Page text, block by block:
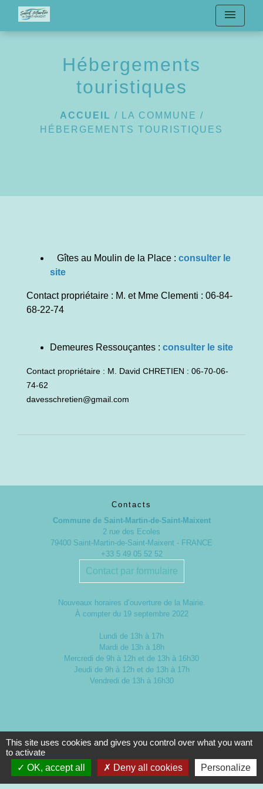
menu
Hébergements
touristiques
ACCUEIL / LA COMMUNE /
HÉBERGEMENTS TOURISTIQUES
Gîtes au Moulin de la Place : consulter le
site
Contact propriétaire : M. et Mme Clementi : 06-84-
68-22-74
Demeures Ressouçantes : consulter le site
Contact propriétaire : M. David CHRETIEN : 06-70-06-
74-62
davesschretien@gmail.com
Contacts
Commune de Saint-Martin-de-Saint-Maixent
2 rue des Ecoles
79400 Saint-Martin-de-Saint-Maixent - FRANCE
+33 5 49 05 52 52
Contact par formulaire
Nouveaux horaires d’ouverture de la Mairie.
À compter du 19 septembre 2022
Lundi de 13h à 17h
Mardi de 13h à 18h
Mercredi de 9h à 12h et de 13h à 16h30
Jeudi de 9h à 12h et de 13h à 17h
Vendredi de 13h à 16h30
Mentions légales - Politique de confidentialité -
This site uses cookies and gives you control over what you want
to activate
OK, accept all
Deny all cookies Personalize